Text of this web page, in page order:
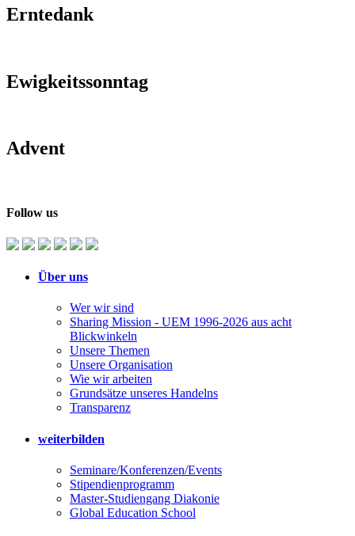
Erntedank
Ewigkeitssonntag
Advent
Follow us
Über uns
Wer wir sind
Sharing Mission - UEM 1996-2026 aus acht
Blickwinkeln
Unsere Themen
Unsere Organisation
Wie wir arbeiten
Grundsätze unseres Handelns
Transparenz
weiterbilden
Seminare/Konferenzen/Events
Stipendienprogramm
Master-Studiengang Diakonie
Global Education School